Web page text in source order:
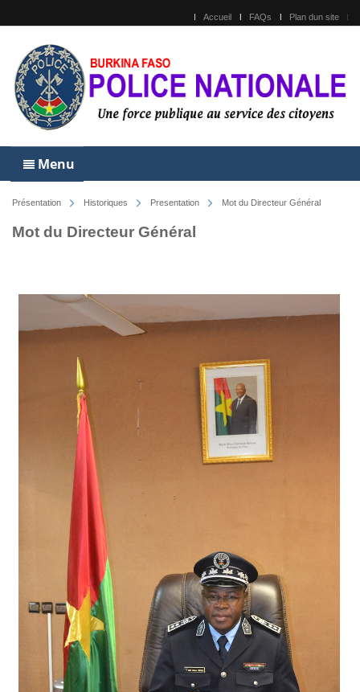
Accueil FAQs Plan dun site
Menu
Présentation Historiques Presentation Mot du Directeur Général
Mot du Directeur Général